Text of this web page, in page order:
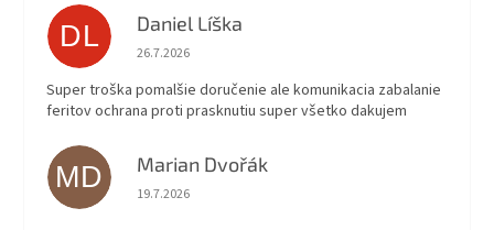
modem, 2200 mAh batéria,
nahrávanie hlasu, súbežný
príjem AM/FM rozhlasového
vysielania počas
monitorovania dvoch
frekvencií, slot pre micro SD
C4FM/C4FM frekvencií
súčasne,...
DL Daniel Líška
Hodnotenie obchodu je 5 z 5 hviezdičiek.
26.7.2026
Super troška pomalšie doručenie ale komunikacia zabalanie
feritov ochrana proti prasknutiu super všetko dakujem
MD Marian Dvořák
Hodnotenie obchodu je 5 z 5 hviezdičiek.
19.7.2026